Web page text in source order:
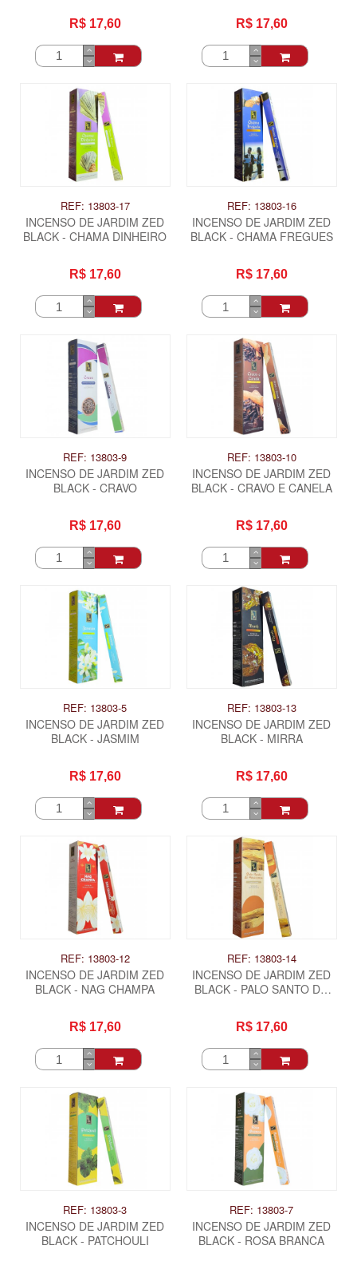
R$ 17,60 R$ 17,60
REF: 13803-17
INCENSO DE JARDIM ZED
BLACK - CHAMA DINHEIRO
R$ 17,60
REF: 13803-16
INCENSO DE JARDIM ZED
BLACK - CHAMA FREGUES
R$ 17,60
REF: 13803-9
INCENSO DE JARDIM ZED
BLACK - CRAVO
R$ 17,60
REF: 13803-10
INCENSO DE JARDIM ZED
BLACK - CRAVO E CANELA
R$ 17,60
REF: 13803-5
INCENSO DE JARDIM ZED
BLACK - JASMIM
R$ 17,60
REF: 13803-13
INCENSO DE JARDIM ZED
BLACK - MIRRA
R$ 17,60
REF: 13803-12
INCENSO DE JARDIM ZED
BLACK - NAG CHAMPA
R$ 17,60
REF: 13803-14
INCENSO DE JARDIM ZED
BLACK - PALO SANTO DO
R$ 17,60
REF: 13803-3
INCENSO DE JARDIM ZED
BLACK - PATCHOULI
REF: 13803-7
INCENSO DE JARDIM ZED
BLACK - ROSA BRANCA